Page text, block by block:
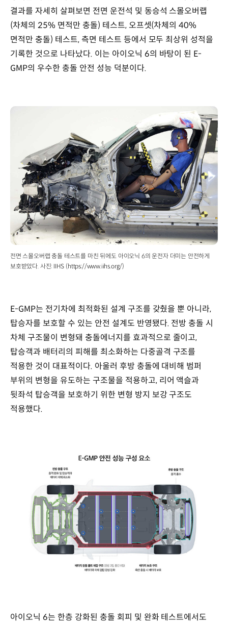
결과를 자세히 살펴보면 전면 운전석 및 동승석 스몰오버랩
(차체의 25% 면적만 충돌) 테스트, 오프셋(차체의 40%
면적만 충돌) 테스트, 측면 테스트 등에서 모두 최상위 성적을
기록한 것으로 나타났다. 이는 아이오닉 6의 바탕이 된 E-
GMP의 우수한 충돌 안전 성능 덕분이다.
전면 스몰오버랩 충돌 테스트를 마친 뒤에도 아이오닉 6의 운전자 더미는 안전하게
보호받았다. 사진: IIHS (https://www.iihs.org/)
E-GMP는 전기차에 최적화된 설계 구조를 갖췄을 뿐 아니라,
탑승자를 보호할 수 있는 안전 설계도 반영됐다. 전방 충돌 시
차체 구조물이 변형돼 충돌에너지를 효과적으로 줄이고,
탑승객과 배터리의 피해를 최소화하는 다중골격 구조를
적용한 것이 대표적이다. 아울러 후방 충돌에 대비해 범퍼
부위의 변형을 유도하는 구조물을 적용하고, 리어 액슬과
뒷좌석 탑승객을 보호하기 위한 변형 방지 보강 구조도
적용했다.
아이오닉 6는 한층 강화된 충돌 회피 및 완화 테스트에서도